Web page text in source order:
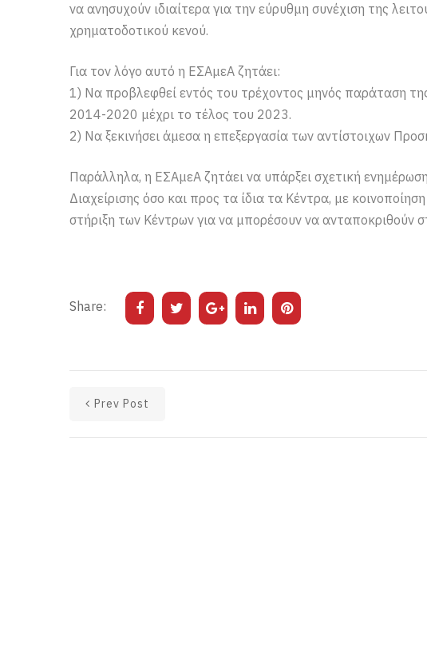
να ανησυχούν ιδιαίτερα για την εύρυθμη συνέχιση της
χρηματοδοτικού κενού.
Για τον λόγο αυτό η ΕΣΑμεΑ ζητάει:
1) Να προβλεφθεί εντός του τρέχοντος μηνός παράταση
2014-2020 μέχρι το τέλος του 2023.
2) Να ξεκινήσει άμεσα η επεξεργασία των αντίστοιχων
Παράλληλα, η ΕΣΑμεΑ ζητάει να υπάρξει σχετική
Διαχείρισης όσο και προς τα ίδια τα Κέντρα, με
στήριξη των Κέντρων για να μπορέσουν να ανταποκριθούν
Share:
Prev Post